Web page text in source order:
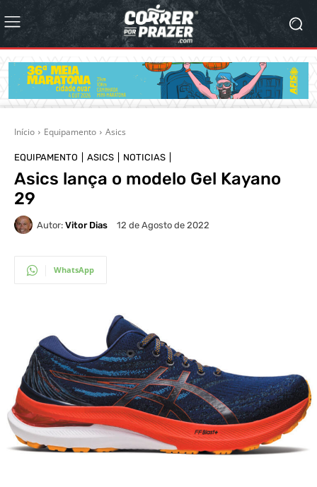
Início Equipamento Asics
EQUIPAMENTO ASICS NOTICIAS
Asics lança o modelo Gel Kayano
29
Autor: Vitor Dias 12 de Agosto de 2022
WhatsApp